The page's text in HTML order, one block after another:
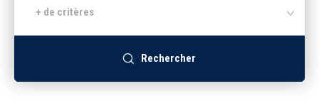
Recherche par ville
+ de critères
Rechercher